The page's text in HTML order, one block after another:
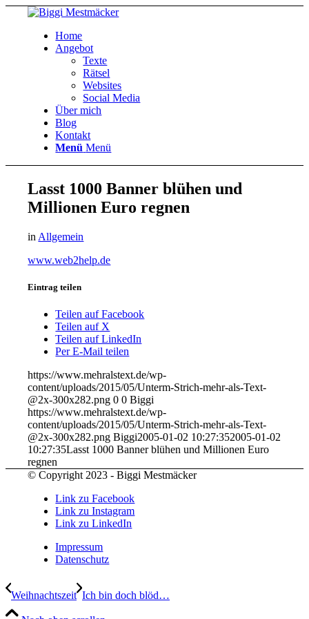
Home
Angebot
Texte
Rätsel
Websites
Social Media
Über mich
Blog
Kontakt
Menü Menü
Lasst 1000 Banner blühen und
Millionen Euro regnen
in Allgemein
www.web2help.de
Eintrag teilen
Teilen auf Facebook
Teilen auf X
Teilen auf LinkedIn
Per E-Mail teilen
https://www.mehralstext.de/wp-
content/uploads/2015/05/Unterm-Strich-mehr-als-Text-
@2x-300x282.png 0 0 Biggi
https://www.mehralstext.de/wp-
content/uploads/2015/05/Unterm-Strich-mehr-als-Text-
@2x-300x282.png Biggi2005-01-02 10:27:352005-01-02
10:27:35Lasst 1000 Banner blühen und Millionen Euro
regnen
© Copyright 2023 - Biggi Mestmäcker
Link zu Facebook
Link zu Instagram
Link zu LinkedIn
Impressum
Datenschutz
Weihnachtszeit Ich bin doch blöd…